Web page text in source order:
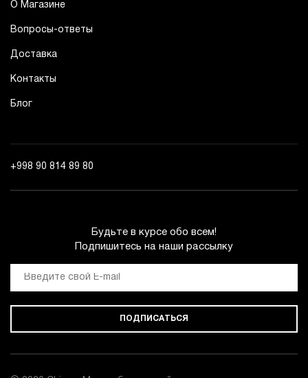
О Магазине
Вопросы-ответы
Доставка
Контакты
Блог
+998 90 814 89 80
Будьте в курсе обо всем!
Подпишитесь на наши рассылку
ПОДПИСАТЬСЯ